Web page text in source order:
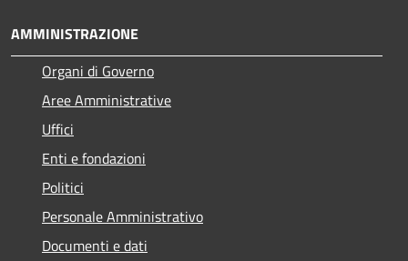
AMMINISTRAZIONE
Organi di Governo
Aree Amministrative
Uffici
Enti e fondazioni
Politici
Personale Amministrativo
Documenti e dati